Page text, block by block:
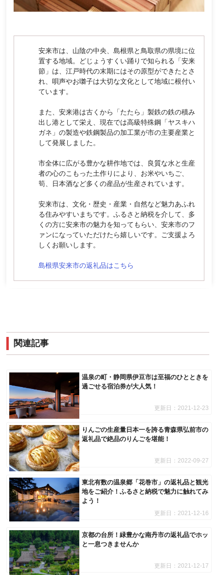
安来市は、山陰の中央、島根県と鳥取県の県境に位
置する地域。どじょうすくい踊りで知られる「安来
節」は、江戸時代の末期にはその原型ができたとさ
れ、唄声やお囃子は大切な文化として地域に根付い
ています。
また、安来港は古くから「たたら」製鉄の鉄の積み
出し港として栄え、現在では高級特殊鋼「ヤスキハ
ガネ」の製造や鉄鋼製品の加工業が市の主要産業と
して発展しました。
市全体に広がる豊かな耕作地では、良質な水と生産
者の心のこもった土作りにより、お米やいちご、
筍、日本酒など多くの産品が生産されています。
安来市は、文化・歴史・産業・自然など魅力あふれ
る住みやすいまちです。ふるさと納税を介して、多
くの方に安来市の魅力を知ってもらい、安来市のフ
ァンになっていただけたら嬉しいです。ご支援よろ
しくお願いします。
島根県安来市の返礼品はこちら
関連記事
温泉の町・静岡県伊豆市は至福のひとときを
過ごせる宿泊券が大人気！
更新日： 2021-12-23
りんごの生産量日本一を誇る青森県弘前市の
返礼品で絶品のりんごを堪能！
更新日： 2022-09-27
東北有数の温泉郷「花巻市」の返礼品と観光
地をご紹介！ふるさと納税で魅力に触れてみ
よう！
更新日： 2021-12-16
京都の台所！緑豊かな南丹市の返礼品でホッ
と一息つきませんか
更新日： 2021-12-17